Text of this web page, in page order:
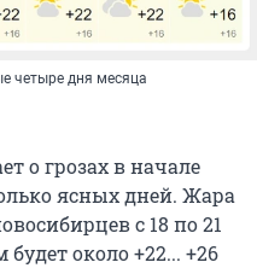
четыре дня месяца
о грозах в начале
ясных дней. Жара
с 18 по 21
около +22... +26